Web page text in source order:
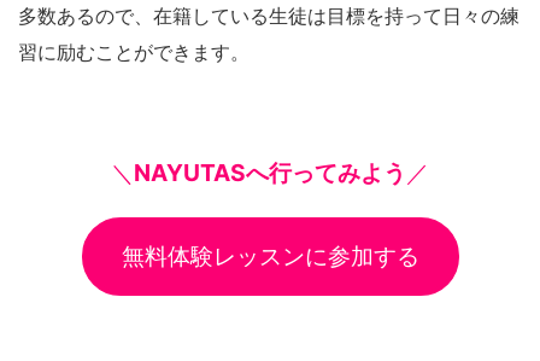
多数あるので、在籍している生徒は目標を持って日々の練
習に励むことができます。
＼ NAYUTASへ行ってみよう ／
無料体験レッスンに参加する